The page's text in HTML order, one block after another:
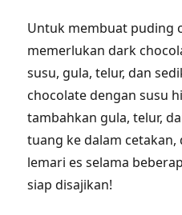
Untuk membuat puding
memerlukan dark
susu, gula, telur, dan
chocolate dengan susu
tambahkan gula, telur,
tuang ke dalam
lemari es selama
siap disajikan!